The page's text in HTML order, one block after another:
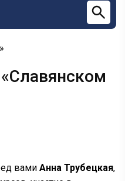
вами Анна Трубецкая,